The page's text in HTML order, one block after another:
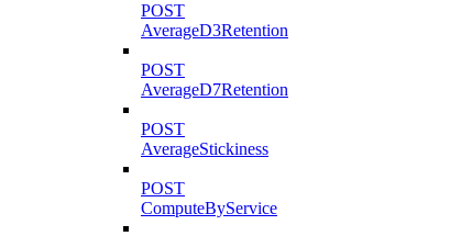
POST
AverageD3Retention
POST
AverageD7Retention
POST
AverageStickiness
POST
ComputeByService